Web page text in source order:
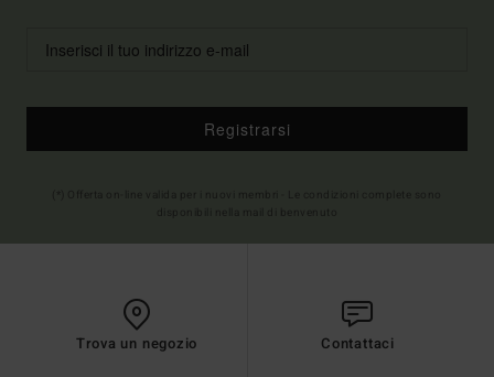
Registrarsi
Trova un negozio Contattaci